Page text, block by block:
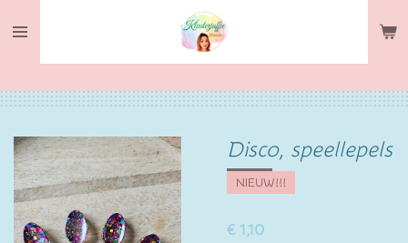
direct
hoofdinhoud
Disco, speellepels
NIEUW!!!
€ 1,10